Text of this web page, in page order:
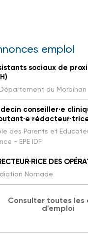
emploi
sociaux de
du Morbihan
conseiller·e
des Parents et
- EPE IDF
DES
Nomade
Consulter toutes les
d'emploi